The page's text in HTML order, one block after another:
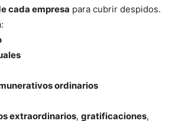
cada empresa para cubrir despidos.
ordinarios
extraordinarios, gratificaciones,